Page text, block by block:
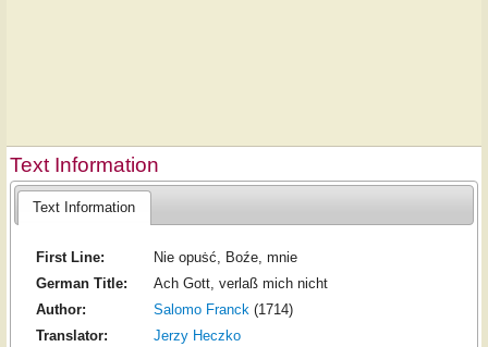
Text Information
Text Information
First Line:
Nie opuṡć, Boźe, mnie
German Title:
Ach Gott, verlaß mich nicht
Author:
Salomo Franck (1714)
Translator:
Jerzy Heczko